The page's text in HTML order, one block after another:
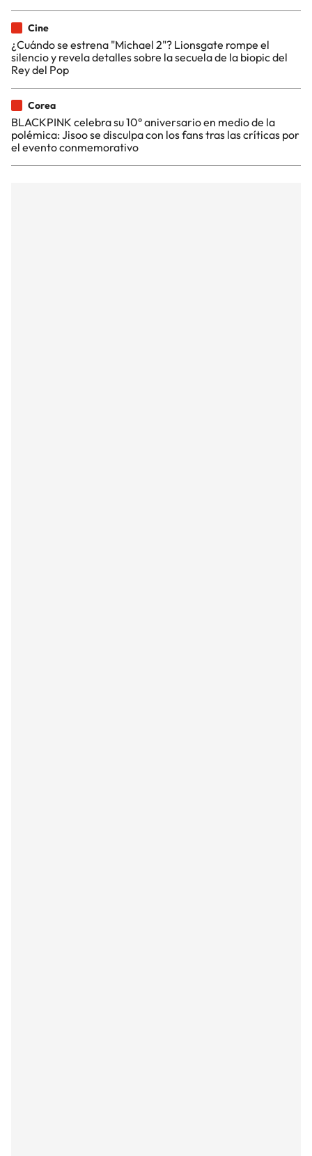
Cine
¿Cuándo se estrena "Michael 2"? Lionsgate rompe el
silencio y revela detalles sobre la secuela de la biopic del
Rey del Pop
Corea
BLACKPINK celebra su 10° aniversario en medio de la
polémica: Jisoo se disculpa con los fans tras las críticas por
el evento conmemorativo